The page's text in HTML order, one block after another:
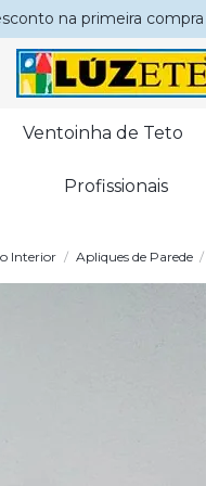
na primeira
Ventoinha de Teto
Profissionais
Interior Apliques de Parede